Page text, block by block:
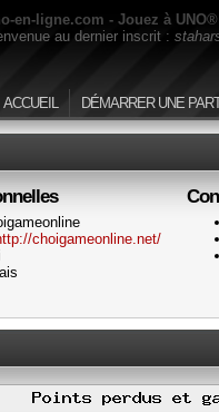
en-ligne.com - Jouez à
au dernier inscrit :
ACCUEIL DÉMARRER UNE
choigameonline.net/